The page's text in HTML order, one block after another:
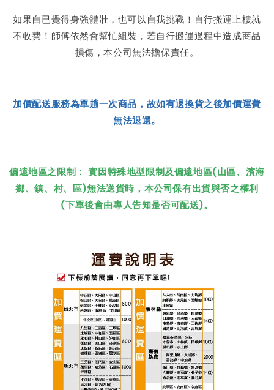
如果自已覺得身強體壯，也可以自我挑戰！自行搬運上樓就
不收費！師傅依然會幫忙組裝，若自行搬運過程中造成商品
損傷，本公司無法擔保責任。
加價配送服務為單趟一次商品，故如有退換貨之後加價運費
無法退還。
偏遠地區之限制： 實因特殊地型限制及偏遠地區(山區、濱海
鄉、鎮、村、區)無法送貨時，本公司保有出貨與否之權利
(下單後會由專人告知是否可配送)。